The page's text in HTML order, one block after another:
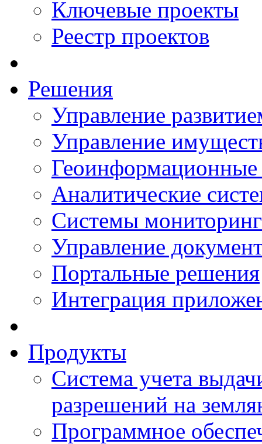
Ключевые проекты
Реестр проектов
Решения
Управление
Управление
Аналитические
Системы
Управление
Портальные решения
Интеграция
Продукты
Система учета
разрешений на
Программное